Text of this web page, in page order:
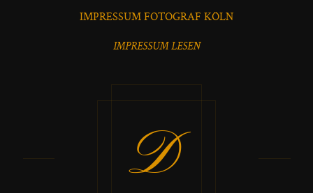
IMPRESSUM FOTOGRAF KÖLN
IMPRESSUM LESEN
D